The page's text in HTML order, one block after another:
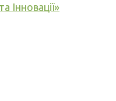
Інновації»